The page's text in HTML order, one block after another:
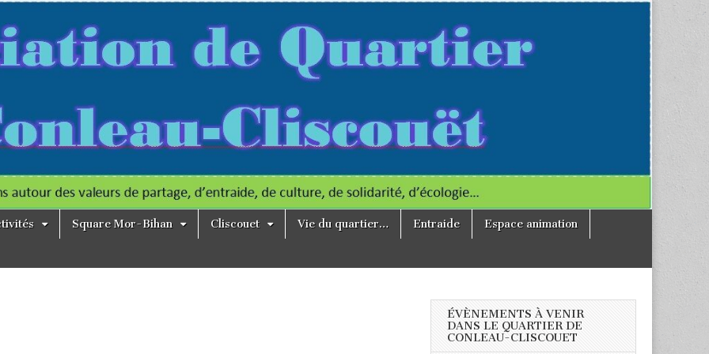
Square Mor-Bihan Cliscouet Vie du quartier… Entraide Espace animation
ÉVÈNEMENTS À VENIR
DANS LE QUARTIER DE
CONLEAU-CLISCOUET